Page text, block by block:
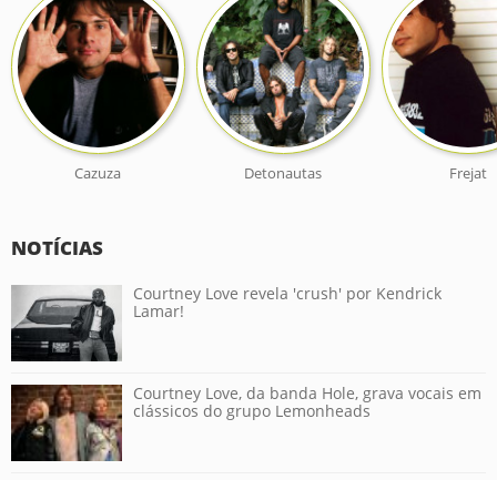
Cazuza Detonautas Frejat
NOTÍCIAS
Courtney Love revela 'crush' por Kendrick
Lamar!
Courtney Love, da banda Hole, grava vocais em
clássicos do grupo Lemonheads